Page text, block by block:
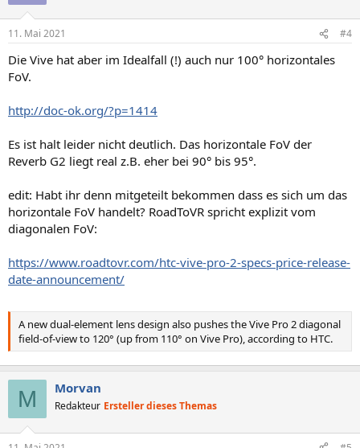
e
:
11. Mai 2021 #4
Die Vive hat aber im Idealfall (!) auch nur 100° horizontales
FoV.
http://doc-ok.org/?p=1414
Es ist halt leider nicht deutlich. Das horizontale FoV der
Reverb G2 liegt real z.B. eher bei 90° bis 95°.
edit: Habt ihr denn mitgeteilt bekommen dass es sich um das
horizontale FoV handelt? RoadToVR spricht explizit vom
diagonalen FoV:
https://www.roadtovr.com/htc-vive-pro-2-specs-price-release-
date-announcement/
A new dual-element lens design also pushes the Vive Pro 2 diagonal
field-of-view to 120° (up from 110° on Vive Pro), according to HTC.
M Morvan
Redakteur Ersteller dieses Themas